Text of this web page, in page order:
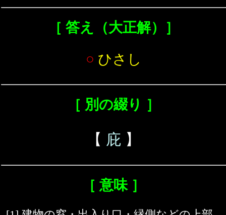
［ 答え（大正解）］
○ ひさし
［ 別の綴り ］
【 庇 】
［ 意味 ］